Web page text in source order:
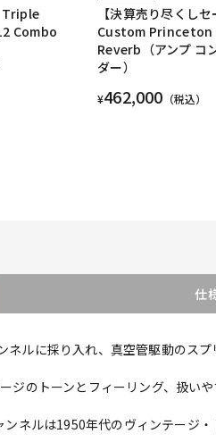
Triple
Combo
【決算売り尽くし
Custom Princeton
Reverb（アンプ コ
ダー）
¥462,000 （税込）
仕
ルに採り入れ、真空管駆動のス
のトーンとフィーリング、扱い
ネルは1950年代のヴィンテージ